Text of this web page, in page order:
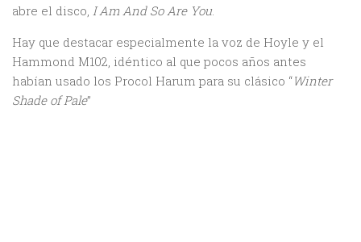
abre el disco, I Am And So Are You.
Hay que destacar especialmente la voz de Hoyle y el
Hammond M102, idéntico al que pocos años antes
habían usado los Procol Harum para su clásico “Winter
Shade of Pale”